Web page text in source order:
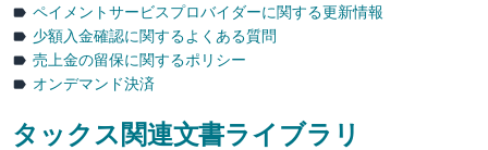
ペイメントサービスプロバイダーに関する更新情報
少額入金確認に関するよくある質問
売上金の留保に関するポリシー
オンデマンド決済
タックス関連文書ライブラリ